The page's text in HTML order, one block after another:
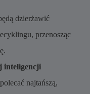
dzierżawić
przenosząc
inteligencji
najtańszą,